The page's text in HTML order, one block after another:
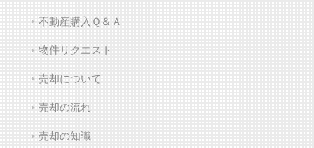
不動産購入Ｑ＆Ａ
物件リクエスト
売却について
売却の流れ
売却の知識